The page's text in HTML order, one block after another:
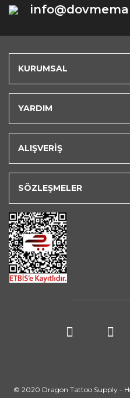
KURUMSAL
YARDIM
ALIŞVERİŞ
SÖZLEŞMELER
© 2020 Dragon Tattoo Supply -